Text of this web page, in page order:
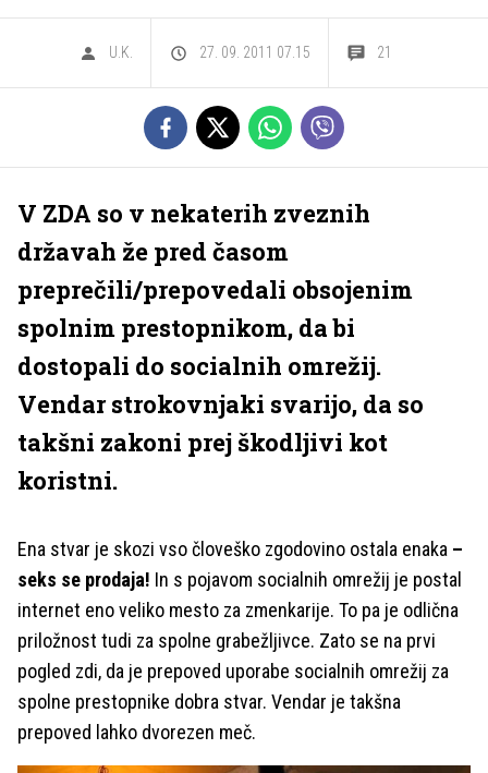
U.K. 27. 09. 2011 07.15 21
V ZDA so v nekaterih zveznih
državah že pred časom
preprečili/prepovedali obsojenim
spolnim prestopnikom, da bi
dostopali do socialnih omrežij.
Vendar strokovnjaki svarijo, da so
takšni zakoni prej škodljivi kot
koristni.
Ena stvar je skozi vso človeško zgodovino ostala enaka –
seks se prodaja! In s pojavom socialnih omrežij je postal
internet eno veliko mesto za zmenkarije. To pa je odlična
priložnost tudi za spolne grabežljivce. Zato se na prvi
pogled zdi, da je prepoved uporabe socialnih omrežij za
spolne prestopnike dobra stvar. Vendar je takšna
prepoved lahko dvorezen meč.